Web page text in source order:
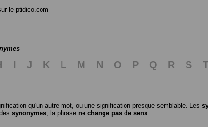
le ptidico.com
I J K L M N O P Q R S
T
qu'un autre mot, ou une signification presque semblable. Les
synonymes , la phrase ne change pas de sens